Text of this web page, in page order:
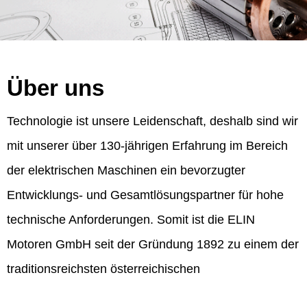
Über uns
Technologie ist unsere Leidenschaft, deshalb sind wir
mit unserer über 130-jährigen Erfahrung im Bereich
der elektrischen Maschinen ein bevorzugter
Entwicklungs- und Gesamtlösungspartner für hohe
technische Anforderungen. Somit ist die ELIN
Motoren GmbH seit der Gründung 1892 zu einem der
traditionsreichsten österreichischen